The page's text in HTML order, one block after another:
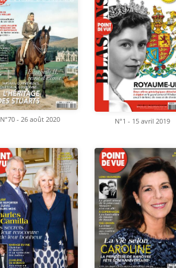
N°70 - 26 août 2020 N°1 - 15 avril 2019